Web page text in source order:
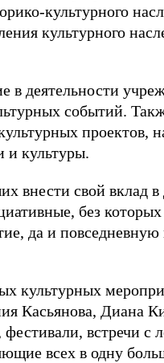
культурного
культурного
деятельности
событий.
проектов,
и культуры.
свой вклад в
без которых
да и
культурных
Касьянова, Диана
встречи с
всех в одну